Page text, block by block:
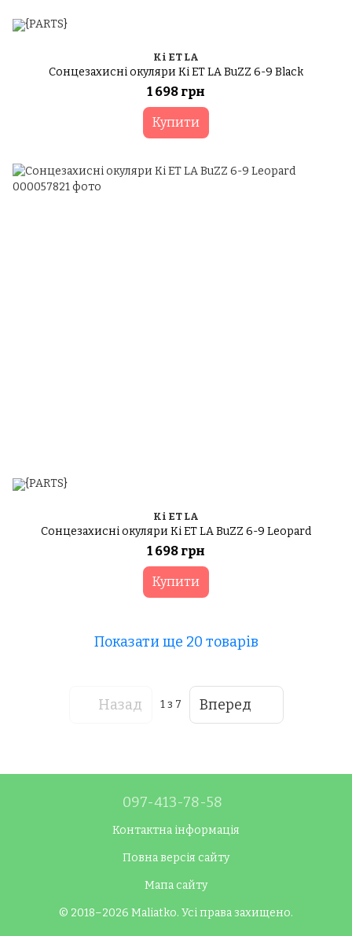
Ki ET LA
Сонцезахисні окуляри Ki ET LA BuZZ 6-9 Black
1 698 грн
Купити
Ki ET LA
Сонцезахисні окуляри Ki ET LA BuZZ 6-9 Leopard
1 698 грн
Купити
Показати ще 20 товарів
Назад 1з 7 Вперед
097-413-78-58
Контактна інформація
Повна версія сайту
Мапа сайту
© 2018–2026 Maliatko. Усі права захищено.